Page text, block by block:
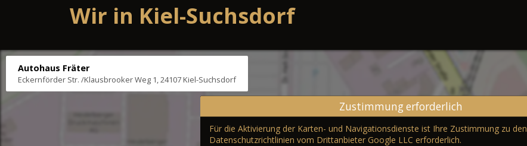
Wir in Kiel-Suchsdorf
Autohaus Fräter
Eckernförder Str. /Klausbrooker Weg 1, 24107 Kiel-Suchsdorf
Zustimmung erforderlich
Für die Aktivierung der Karten- und Navigationsdienste ist Ihre Zustimmung zu den
Datenschutzrichtlinien vom Drittanbieter Google LLC erforderlich.